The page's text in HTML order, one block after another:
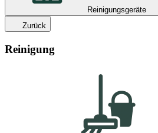
Reinigungsgeräte
Zurück
Reinigung